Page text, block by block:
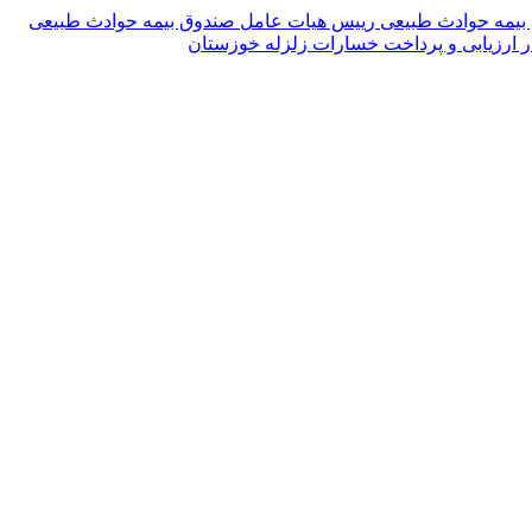
حوادث طبیعی رییس هیات عامل صندوق بیمه حوادث طبیعی
و پرداخت خسارات زلزله خوزستان